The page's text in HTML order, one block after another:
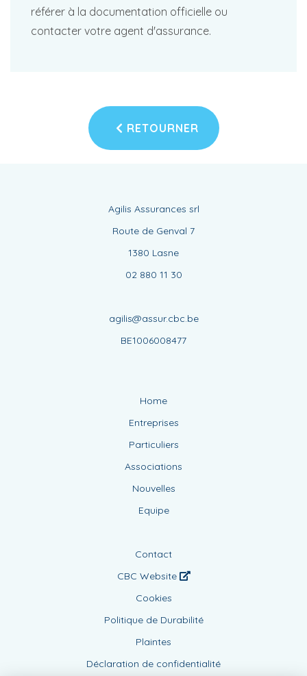
référer à la documentation officielle ou
contacter votre agent d'assurance.
RETOURNER
Agilis Assurances srl
Route de Genval 7
1380 Lasne
02 880 11 30
agilis@assur.cbc.be
BE1006008477
Home
Entreprises
Particuliers
Associations
Nouvelles
Equipe
Contact
CBC Website
Cookies
Politique de Durabilité
Plaintes
Déclaration de confidentialité